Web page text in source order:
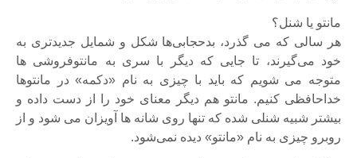
مانتو یا شنل؟
هر سالی که می گذرد، بدحجابی‌ها شکل و شمایل جدیدتری به
خود می‌گیرند، تا جایی که دیگر با سری به مانتوفروشی ها
متوجه می شویم که باید با چیزی به نام «دکمه» در مانتوها
خداحافظی کنیم. مانتو هم دیگر معنای خود را از دست داده و
بیشتر شبیه شنلی شده که تنها روی شانه ها آویزان می شود و از
روبرو چیزی به نام «مانتو» دیده نمی‌شود.